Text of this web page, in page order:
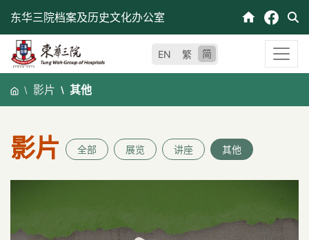
东华三院档案及历史文化办公室
EN 繁 简
影片 其他
影片 全部 展览 讲座 其他